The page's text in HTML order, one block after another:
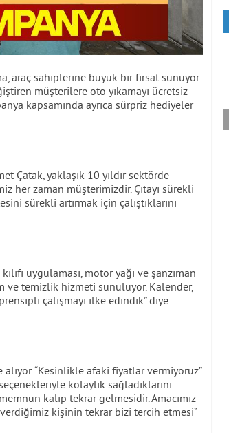
araç sahiplerine büyük bir fırsat sunuyor.
müşterilere oto yıkamayı ücretsiz
kapsamında ayrıca sürpriz hediyeler
Çatak, yaklaşık 10 yıldır sektörde
her zaman müşterimizdir. Çıtayı sürekli
sürekli artırmak için çalıştıklarını
uygulaması, motor yağı ve şanzıman
ve temizlik hizmeti sunuluyor. Kalender,
çalışmayı ilke edindik” diye
“Kesinlikle afaki fiyatlar vermiyoruz”
kolaylık sağladıklarını
kalıp tekrar gelmesidir. Amacımız
kişinin tekrar bizi tercih etmesi”